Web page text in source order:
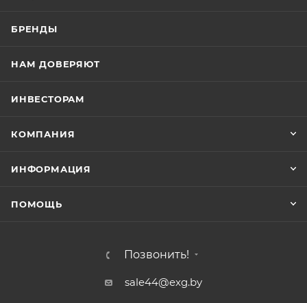
БРЕНДЫ
НАМ ДОВЕРЯЮТ
ИНВЕСТОРАМ
КОМПАНИЯ
ИНФОРМАЦИЯ
ПОМОЩЬ
Позвонить!
sale44@exg.by